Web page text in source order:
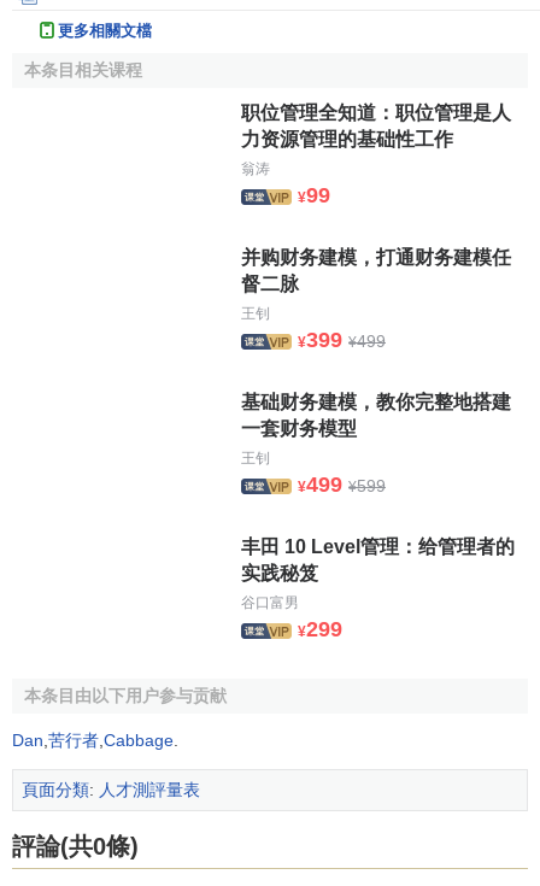
更多相關文檔
本条目相关课程
职位管理全知道：职位管理是人
力资源管理的基础性工作
翁涛
¥99
并购财务建模，打通财务建模任
督二脉
王钊
¥399 ¥499
基础财务建模，教你完整地搭建
一套财务模型
王钊
¥499 ¥599
丰田 10 Level管理：给管理者的
实践秘笈
谷口富男
¥299
本条目由以下用户参与贡献
Dan 苦行者 Cabbage
頁面分類: 人才測評量表
評論(共0條)